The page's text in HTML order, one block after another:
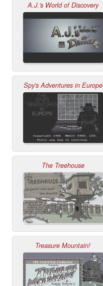
A.J.'s World of Discovery
Spy's Adventures in Europe
The Treehouse
Treasure Mountain!